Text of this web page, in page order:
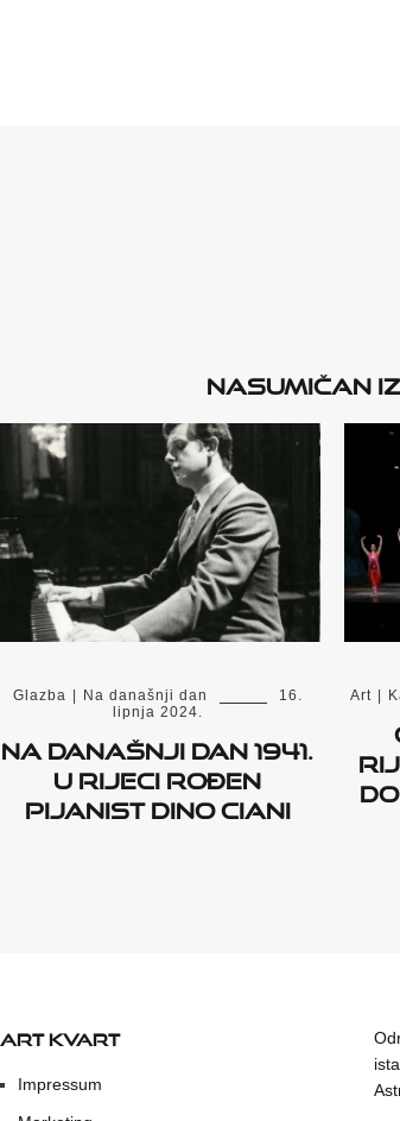
Nasumičan
Glazba | Na današnji dan
16.
lipnja 2024.
Na današnji dan 1941.
u Rijeci rođen
pijanist Dino Ciani
Art |
ART KVART
Impressum